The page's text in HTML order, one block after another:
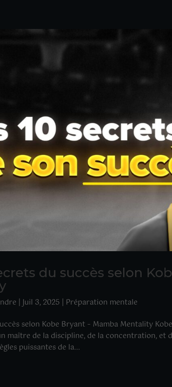
du succès selon
| Juil 3, 2025 | Préparation mentale
selon Kobe Bryant – Mamba Mentality
maître de la discipline, de la concentration, et
puissantes de la...